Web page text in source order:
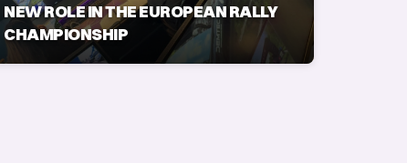
NEW ROLE IN THE EUROPEAN RALLY
CHAMPIONSHIP